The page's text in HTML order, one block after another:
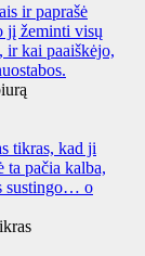
ir paprašė
jį žeminti visų
ir kai paaiškėjo,
tikras, kad ji
ta pačia kalba,
sustingo… o